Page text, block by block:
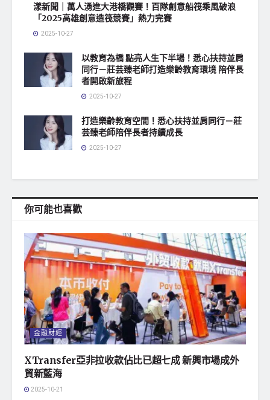
漾新聞｜萬人湧進大港橋觀賽！百隊創意船筏乘風破浪
「2025高雄創意造筏競賽」熱力完賽
2025-10-27
以教育為橋 點亮人生下半場！悉心扶持並肩
同行－莊芸臻老師打造樂齡教育環境 陪伴長
者開啟新旅程
2025-10-27
打造樂齡教育空間！悉心扶持並肩同行－莊
芸臻老師陪伴長者持續成長
2025-10-27
你可能也喜歡
金融財經
XTransfer亞非拉收款佔比已超七成 新興市場成外
貿新藍海
2025-10-21